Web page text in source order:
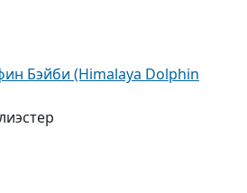
Бэйби (Himalaya Dolphin